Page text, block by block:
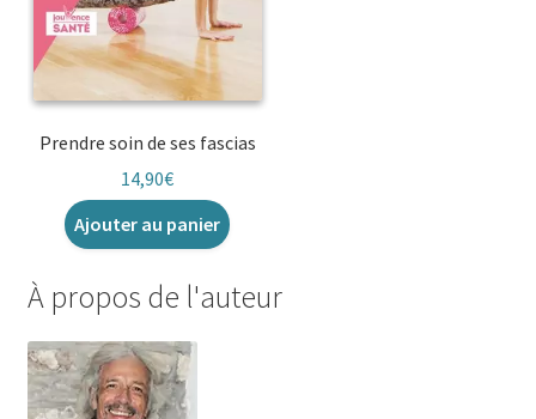
Prendre soin de ses fascias
14,90€
Ajouter au panier
À propos de l'auteur